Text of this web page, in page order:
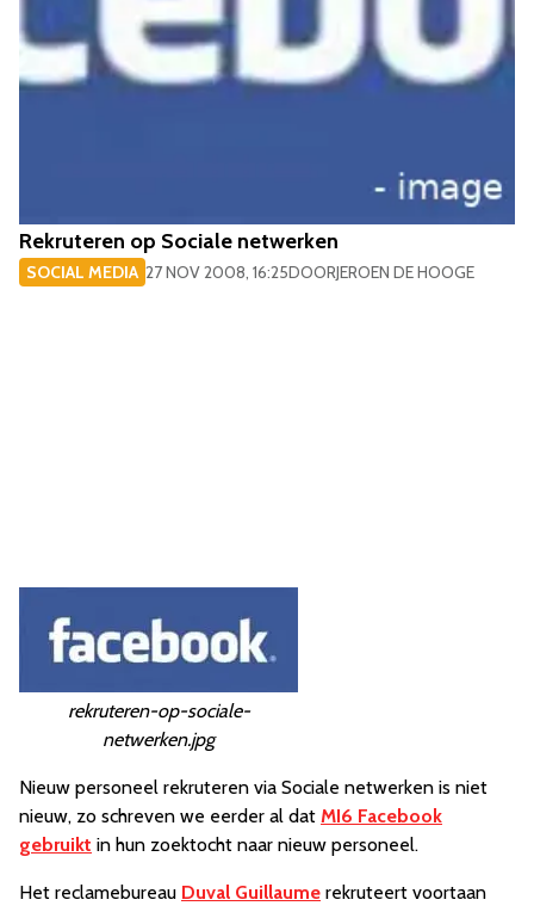
Rekruteren op Sociale netwerken
SOCIAL MEDIA 27 NOV 2008, 16:25DOORJEROEN DE HOOGE
rekruteren-op-sociale-
netwerken.jpg
Nieuw personeel rekruteren via Sociale netwerken is niet
nieuw, zo schreven we eerder al dat MI6 Facebook
gebruikt in hun zoektocht naar nieuw personeel.
Het reclamebureau Duval Guillaume rekruteert voortaan